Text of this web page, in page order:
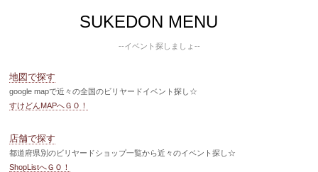
SUKEDON MENU
--イベント探しましょ--
地図で探す
google mapで近々の全国のビリヤードイベント探し☆
すけどんMAPへＧＯ！
店舗で探す
都道府県別のビリヤードショップ一覧から近々のイベント探し☆
ShopListへＧＯ！